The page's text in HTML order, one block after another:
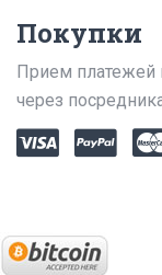
Покупки
Прием платежей
через